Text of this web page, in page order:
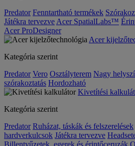
Predator Fenntartható termékek
Játékra tervezve Acer SpatialLabs™
Acer ProDesigner
Acer
Kategória szerint
Predator Vero Osztályterem Nagy
szórakoztatás Hordozható
Kivetítési
Kategória szerint
Predator Ruházat, táskák és felszerelések
hardverkulcsok Játékra tervezve
Billentyűzetek, egerek és érintőceruzák